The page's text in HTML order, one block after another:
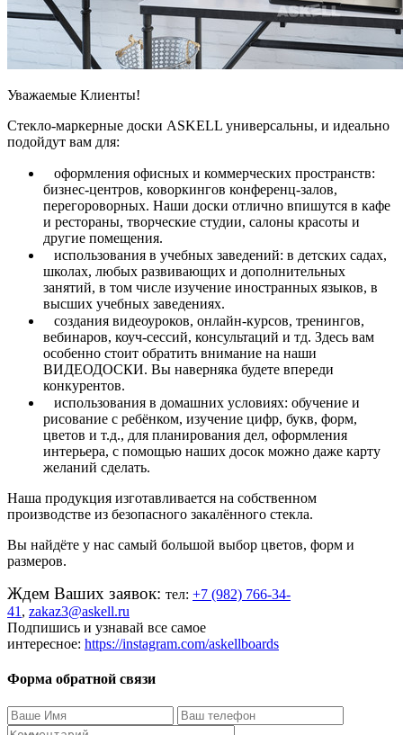
Уважаемые Клиенты!
Стекло-маркерные доски ASKELL универсальны, и идеально
подойдут вам для:
оформления офисных и коммерческих пространств:
бизнес-центров, коворкингов конференц-залов,
перегороворных. Наши доски отлично впишутся в кафе
и рестораны, творческие студии, салоны красоты и
другие помещения.
использования в учебных заведений: в детских садах,
школах, любых развивающих и дополнительных
занятий, в том числе изучение иностранных языков, в
высших учебных заведениях.
создания видеоуроков, онлайн-курсов, тренингов,
вебинаров, коуч-сессий, консультаций и тд. Здесь вам
особенно стоит обратить внимание на наши
ВИДЕОДОСКИ. Вы наверняка будете впереди
конкурентов.
использования в домашних условиях: обучение и
рисование с ребёнком, изучение цифр, букв, форм,
цветов и т.д., для планирования дел, оформления
интерьера, с помощью наших досок можно даже карту
желаний сделать.
Наша продукция изготавливается на собственном
производстве из безопасного закалённого стекла.
Вы найдёте у нас самый большой выбор цветов, форм и
размеров.
Ждем Ваших заявок: тел: +7 (982) 766-34-
41 , zakaz3@askell.ru
Подпишись и узнавай все самое
интересное: https://instagram.com/askellboards
Форма обратной связи